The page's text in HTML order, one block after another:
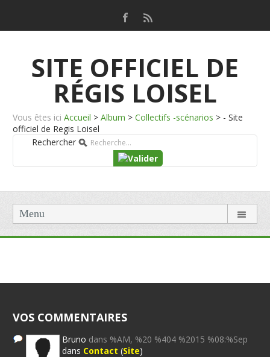
SITE OFFICIEL DE
RÉGIS LOISEL
Vous êtes ici Accueil > Album > Collectifs -scénarios > - Site
officiel de Regis Loisel
Rechercher
Menu
VOS COMMENTAIRES
Bruno dans %AM, %20 %404 %2015 %08:%Sep
dans Contact (Site)